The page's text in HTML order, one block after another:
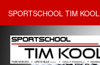
SPORTSCHOOL TIM KOOL
HOME
INFORMATIE